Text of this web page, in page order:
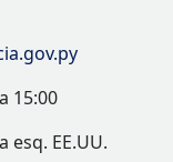
15:00
esq. EE.UU.